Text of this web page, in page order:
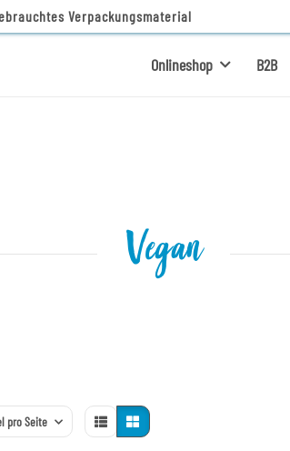
Verpackungsmaterial
Onlineshop B2B
Vegan
pro Seite